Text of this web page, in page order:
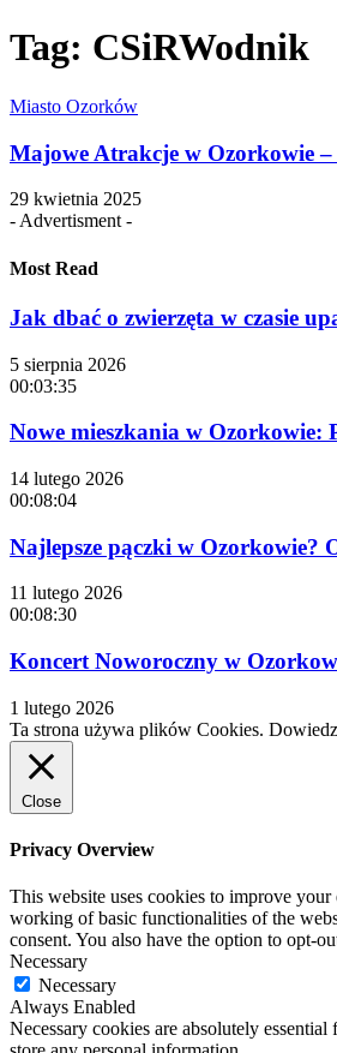
Tag: CSiRWodnik
Miasto Ozorków
Majowe Atrakcje w Ozorkowie
29 kwietnia 2025
- Advertisment -
Most Read
Jak dbać o zwierzęta w czasie
5 sierpnia 2026
00:03:35
Nowe mieszkania w
14 lutego 2026
00:08:04
Najlepsze pączki w Ozorkowie?
11 lutego 2026
00:08:30
Koncert Noworoczny w
1 lutego 2026
Ta strona używa plików Cookies.
Close
Privacy Overview
This website uses cookies to improve
working of basic functionalities of the
consent. You also have the option to opt-
Necessary
Necessary
Always Enabled
Necessary cookies are absolutely